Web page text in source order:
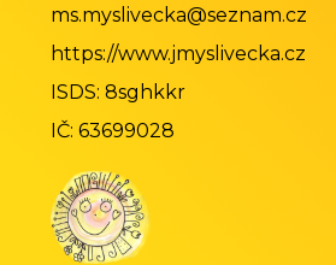
ms.myslivecka@seznam.cz
https://www.jmyslivecka.cz
ISDS: 8sghkkr
IČ: 63699028